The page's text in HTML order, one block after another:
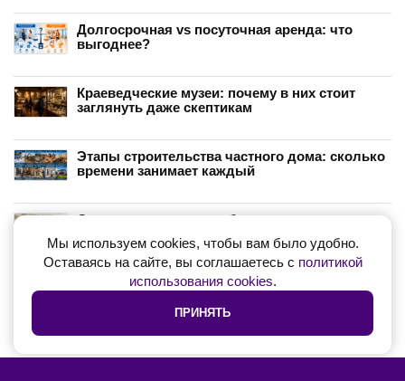
Долгосрочная vs посуточная аренда: что
выгоднее?
Краеведческие музеи: почему в них стоит
заглянуть даже скептикам
Этапы строительства частного дома: сколько
времени занимает каждый
Одна вещь - десятки образов: искусство
Семейные сценарии: как отношения
Мы используем cookies, чтобы вам было удобно.
Оставаясь на сайте, вы соглашаетесь с политикой
использования cookies.
ПРИНЯТЬ